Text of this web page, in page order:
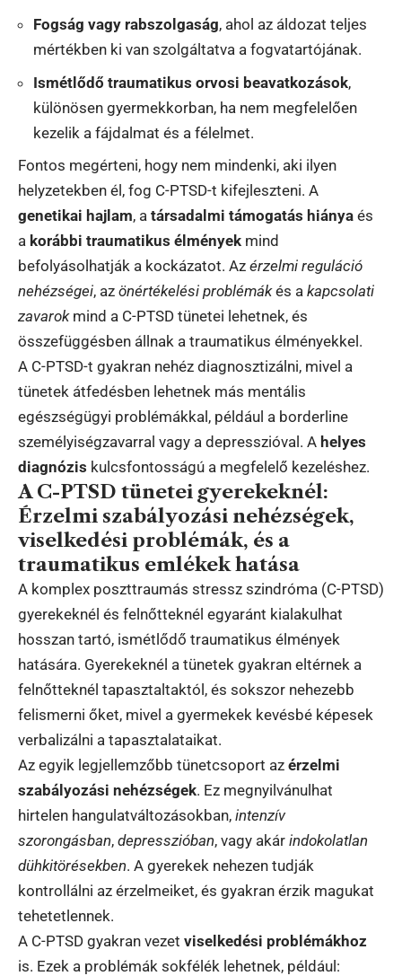
Fogság vagy rabszolgaság, ahol az áldozat teljes
mértékben ki van szolgáltatva a fogvatartójának.
Ismétlődő traumatikus orvosi beavatkozások,
különösen gyermekkorban, ha nem megfelelően
kezelik a fájdalmat és a félelmet.
Fontos megérteni, hogy nem mindenki, aki ilyen
helyzetekben él, fog C-PTSD-t kifejleszteni. A
genetikai hajlam, a társadalmi támogatás hiánya és
a korábbi traumatikus élmények mind
befolyásolhatják a kockázatot. Az érzelmi reguláció
nehézségei, az önértékelési problémákés a kapcsolati
zavarokmind a C-PTSD tünetei lehetnek, és
összefüggésben állnak a traumatikus élményekkel.
A C-PTSD-t gyakran nehéz diagnosztizálni, mivel a
tünetek átfedésben lehetnek más mentális
egészségügyi problémákkal, például a borderline
személyiségzavarral vagy a depresszióval. A helyes
diagnózis kulcsfontosságú a megfelelő kezeléshez.
A C-PTSD tünetei gyerekeknél:
Érzelmi szabályozási nehézségek,
viselkedési problémák, és a
traumatikus emlékek hatása
A komplex poszttraumás stressz szindróma (C-PTSD)
gyerekeknél és felnőtteknél egyaránt kialakulhat
hosszan tartó, ismétlődő traumatikus élmények
hatására. Gyerekeknél a tünetek gyakran eltérnek a
felnőtteknél tapasztaltaktól, és sokszor nehezebb
felismerni őket, mivel a gyermekek kevésbé képesek
verbalizálni a tapasztalataikat.
Az egyik legjellemzőbb tünetcsoport az érzelmi
szabályozási nehézségek. Ez megnyilvánulhat
hirtelen hangulatváltozásokban, intenzív
szorongásban, depresszióban, vagy akár indokolatlan
dühkitörésekben. A gyerekek nehezen tudják
kontrollálni az érzelmeiket, és gyakran érzik magukat
tehetetlennek.
A C-PTSD gyakran vezet viselkedési problémákhoz
is. Ezek a problémák sokfélék lehetnek, például: